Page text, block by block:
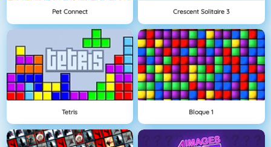
Pet Connect Crescent Solitaire 3
Tetris Bloque 1